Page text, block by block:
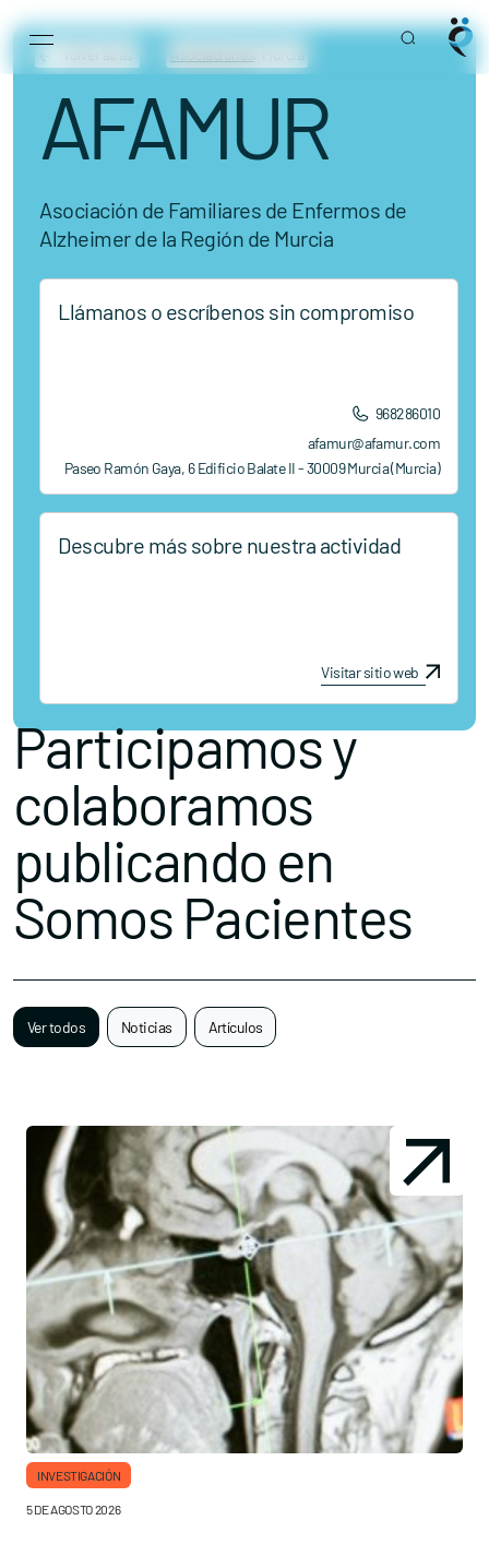
Main Navigation
AFAMUR
Asociación de Familiares de Enfermos de
Alzheimer de la Región de Murcia
Llámanos o escríbenos sin compromiso
968286010
afamur@afamur.com
Paseo Ramón Gaya, 6 Edificio Balate II - 30009 Murcia (Murcia)
Descubre más sobre nuestra actividad
Visitar sitio web
Participamos y
colaboramos
publicando en
Somos Pacientes
Ver todos Noticias Artículos
INVESTIGACIÓN
5 DE AGOSTO 2026